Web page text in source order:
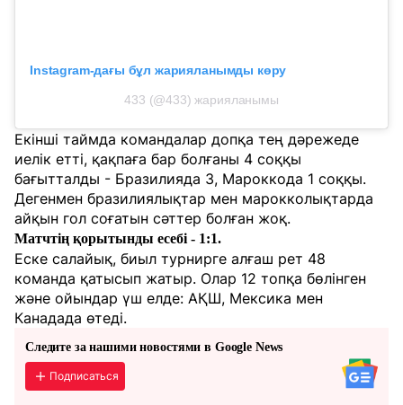
Instagram-дағы бұл жарияланымды көру
433 (@433) жарияланымы
Екінші таймда командалар допқа тең дәрежеде
иелік етті, қақпаға бар болғаны 4 соққы
бағытталды - Бразилияда 3, Мароккода 1 соққы.
Дегенмен бразилиялықтар мен марокколықтарда
айқын гол соғатын сәттер болған жоқ.
Матчтің қорытынды есебі - 1:1.
Еске салайық, биыл турнирге алғаш рет 48
команда қатысып жатыр. Олар 12 топқа бөлінген
және ойындар үш елде: АҚШ, Мексика мен
Канадада өтеді.
Следите за нашими новостями в Google News
Подписаться